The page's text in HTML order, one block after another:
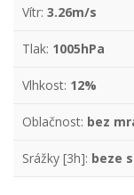
Vítr: 3.26m/s
Tlak: 1005hPa
Vlhkost: 12%
Oblačnost: bez
Srážky [3h]: beze